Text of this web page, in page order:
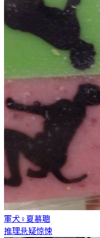
軍犬♀ 夏慕聰
推理悬疑惊悚